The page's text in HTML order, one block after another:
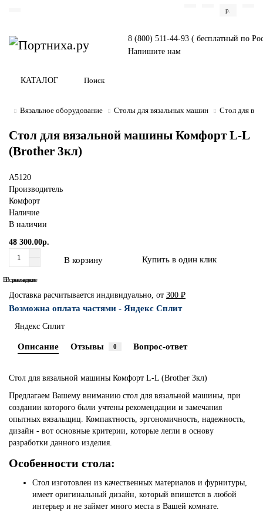
р.
8 (800) 511-44-93 ( бесплатный по
Напишите нам
КАТАЛОГ
Вязальное оборудование Столы для вязальных машин Стол для
Стол для вязальной машины Комфорт L-L
(Brother 3кл)
A5120
Производитель
Комфорт
Наличие
В наличии
48 300.00р.
В корзину Купить в один клик
В закладки
В сравнение
Доставка расчитывается индивидуально, от 300 ₽
Возможна оплата частями - Яндекс Сплит
Яндекс Сплит
Описание Отзывы 0 Вопрос-ответ
Стол для вязальной машины Комфорт L-L (Brother 3кл)
Предлагаем Вашему вниманию стол для вязальной машины, при
создании которого были учтены рекомендации и замечания
опытных вязальщиц. Компактность, эргономичность, надежность,
дизайн - вот основные критерии, которые легли в основу
разработки данного изделия.
Особенности стола:
Стол изготовлен из качественных материалов и фурнитуры,
имеет оригинальный дизайн, который впишется в любой
интерьер и не займет много места в Вашей комнате.